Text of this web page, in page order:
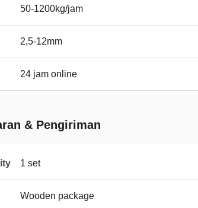
50-1200kg/jam
2,5-12mm
24 jam online
& Pengiriman
1 set
Wooden package